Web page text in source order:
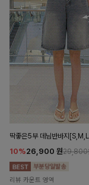
딱좋은5부 데님반바지
10%26,900 원29,800
리뷰 카운트 영역